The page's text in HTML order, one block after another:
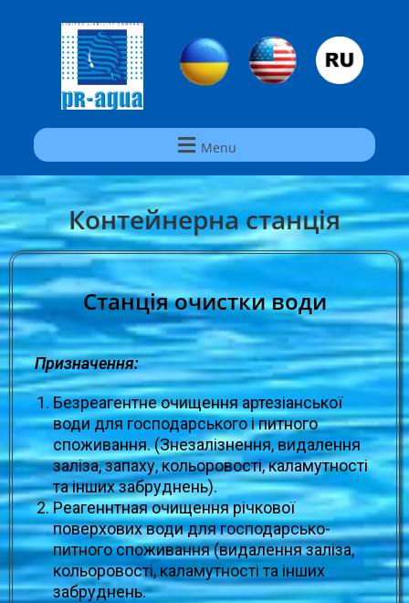
Menu
Контейнерна станція
Станція очистки води
Призначення:
Безреагентне очищення артезіанської
води для господарського і питного
споживання. (Знезалізнення, видалення
заліза, запаху, кольоровості, каламутності
та інших забруднень).
Реагеннтная очищення річкової
поверхових води для господарсько-
питного споживання (видалення заліза,
кольоровості, каламутності та інших
забруднень.